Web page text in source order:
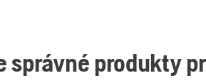
správné produkty